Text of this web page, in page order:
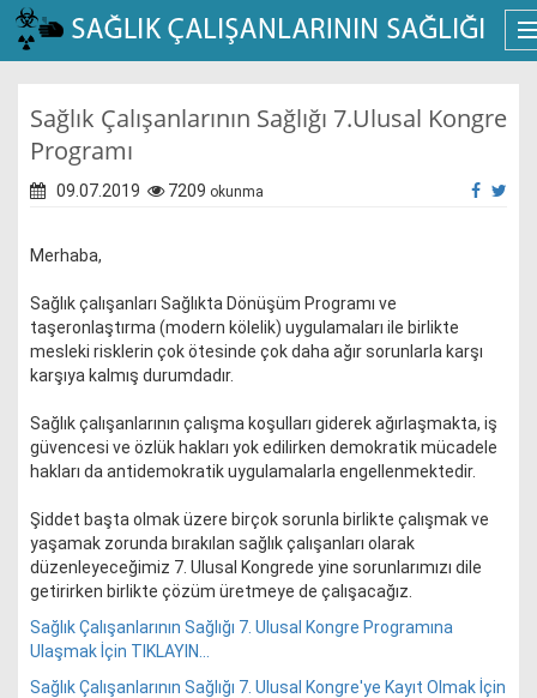
Sağlık Çalışanlarının Sağlığı 7.Ulusal Kongre
Programı
09.07.2019 7209 okunma
Merhaba,
Sağlık çalışanları Sağlıkta Dönüşüm Programı ve
taşeronlaştırma (modern kölelik) uygulamaları ile birlikte
mesleki risklerin çok ötesinde çok daha ağır sorunlarla karşı
karşıya kalmış durumdadır.
Sağlık çalışanlarının çalışma koşulları giderek ağırlaşmakta, iş
güvencesi ve özlük hakları yok edilirken demokratik mücadele
hakları da antidemokratik uygulamalarla engellenmektedir.
Şiddet başta olmak üzere birçok sorunla birlikte çalışmak ve
yaşamak zorunda bırakılan sağlık çalışanları olarak
düzenleyeceğimiz 7. Ulusal Kongrede yine sorunlarımızı dile
getirirken birlikte çözüm üretmeye de çalışacağız.
Sağlık Çalışanlarının Sağlığı 7. Ulusal Kongre Programına
Ulaşmak İçin TIKLAYIN...
Sağlık Çalışanlarının Sağlığı 7. Ulusal Kongre'ye Kayıt Olmak İçin